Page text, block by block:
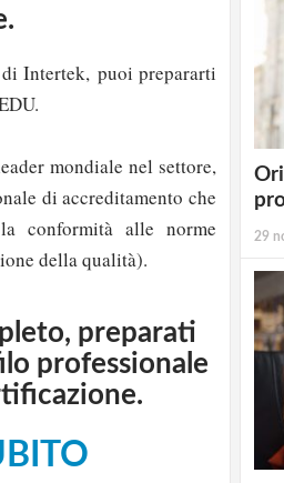
Intertek, puoi prepararti
mondiale nel settore,
di accreditamento che
conformità alle norme
della qualità).
preparati
professionale
29